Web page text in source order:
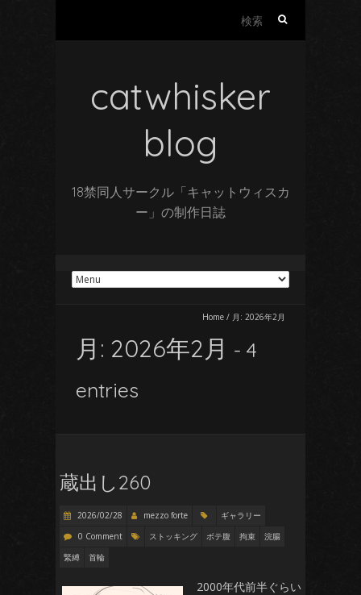
catwhisker
blog
18禁同人サークル「キャットウィスカ
ー」の制作日誌
Home / 月: 2026年2月
月: 2026年2月 - 4
entries
蔵出し260
2026/02/28 mezzo forte
ギャラリー
0 Comment
ストッキング ボテ腹 拘束
浣腸
緊縛
首輪
2000年代前半ぐらい